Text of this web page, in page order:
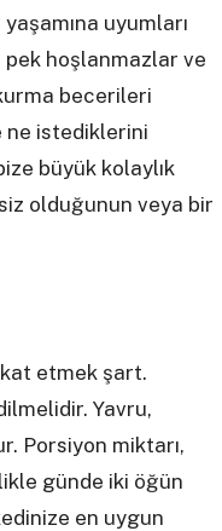
uyumları
hoşlanmazlar ve
becerileri
ne istediklerini
büyük kolaylık
olduğunun veya bir
etmek şart.
Yavru,
Porsiyon miktarı,
günde iki öğün
en uygun